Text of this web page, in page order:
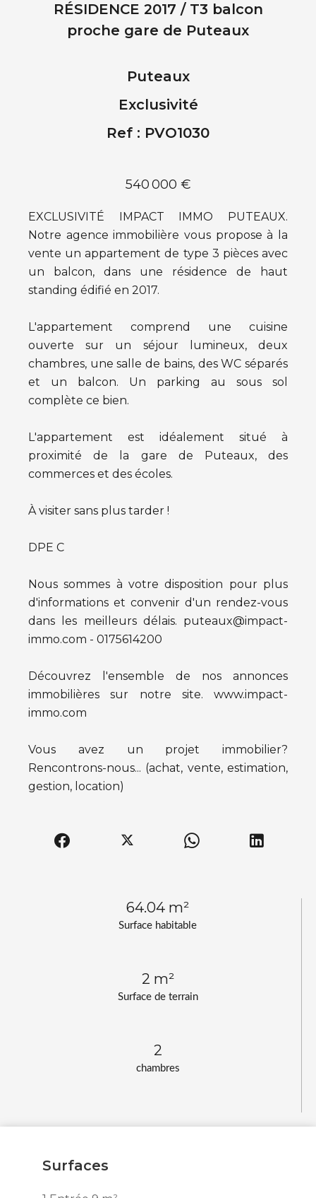
Surface habitable
64.04 m²
Surface de terrain
2 m²
chambres
2
RÉSIDENCE 2017 / T3 balcon
proche gare de Puteaux
Puteaux
Exclusivité
Ref : PVO1030
540 000 €
EXCLUSIVITÉ IMPACT IMMO PUTEAUX.
Notre agence immobilière vous propose à la
vente un appartement de type 3 pièces avec
un balcon, dans une résidence de haut
standing édifié en 2017.
L'appartement comprend une cuisine
ouverte sur un séjour lumineux, deux
chambres, une salle de bains, des WC séparés
et un balcon. Un parking au sous sol
complète ce bien.
L'appartement est idéalement situé à
proximité de la gare de Puteaux, des
commerces et des écoles.
À visiter sans plus tarder !
DPE C
Nous sommes à votre disposition pour plus
d'informations et convenir d'un rendez-vous
dans les meilleurs délais. puteaux@impact-
immo.com - 0175614200
Découvrez l'ensemble de nos annonces
immobilières sur notre site. www.impact-
immo.com
Vous avez un projet immobilier?
Rencontrons-nous... (achat, vente, estimation,
gestion, location)
Surfaces